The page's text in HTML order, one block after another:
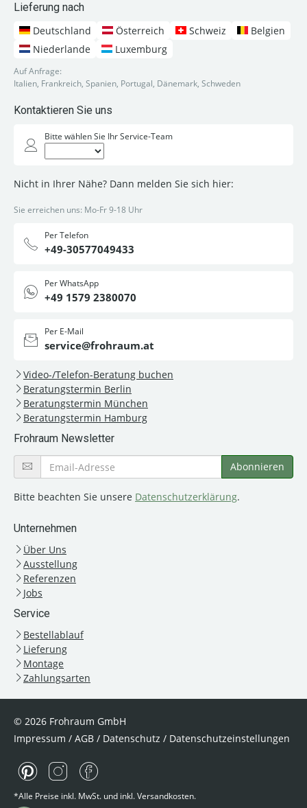
Lieferung nach
Deutschland
Österreich Schweiz
Belgien
Niederlande
Luxemburg
Auf Anfrage:
Italien, Frankreich, Spanien, Portugal, Dänemark, Schweden
Kontaktieren Sie uns
Bitte wählen Sie Ihr Service-Team
Nicht in Ihrer Nähe? Dann melden Sie sich hier:
Sie erreichen uns: Mo-Fr 9-18 Uhr
Per Telefon
+49-30577049433
Per WhatsApp
+49 1579 2380070
Per E-Mail
service@frohraum.at
Video-/Telefon-Beratung buchen
Beratungstermin Berlin
Beratungstermin München
Beratungstermin Hamburg
Frohraum Newsletter
Bitte beachten Sie unsere Datenschutzerklärung.
Unternehmen
Über Uns
Ausstellung
Referenzen
Jobs
Service
Bestellablauf
Lieferung
Montage
Zahlungsarten
© 2026 Frohraum GmbH
Impressum / AGB / Datenschutz / Datenschutzeinstellungen
*Alle Preise inkl. MwSt. und inkl. Versandkosten.